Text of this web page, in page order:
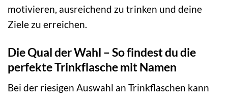
motivieren, ausreichend zu trinken und deine
Ziele zu erreichen.
Die Qual der Wahl – So findest du die
perfekte Trinkflasche mit Namen
Bei der riesigen Auswahl an Trinkflaschen kann